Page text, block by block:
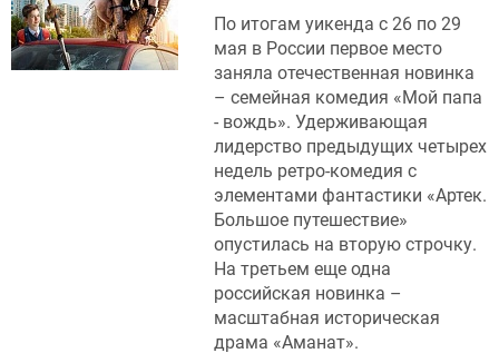
По итогам уикенда с 26 по 29
мая в России первое место
заняла отечественная новинка
– семейная комедия «Мой папа
- вождь». Удерживающая
лидерство предыдущих четырех
недель ретро-комедия с
элементами фантастики «Артек.
Большое путешествие»
опустилась на вторую строчку.
На третьем еще одна
российская новинка –
масштабная историческая
драма «Аманат».